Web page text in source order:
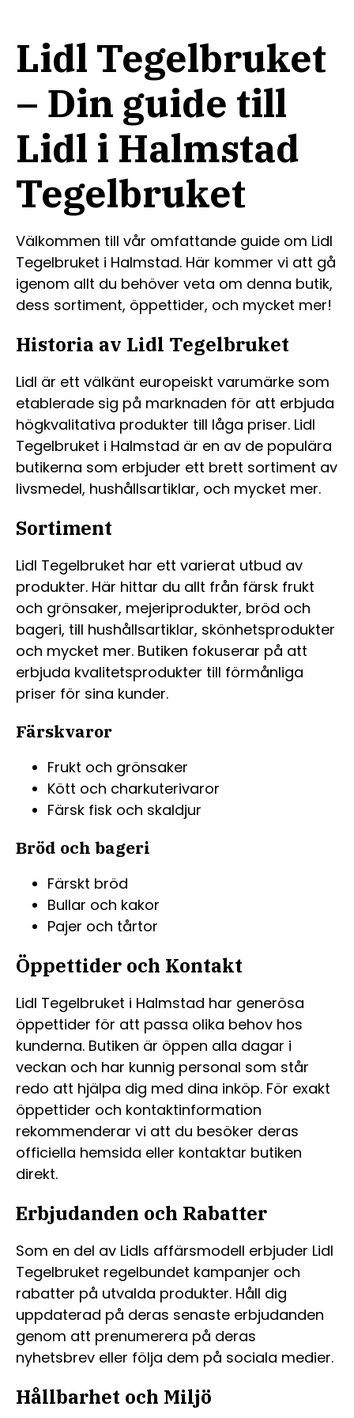
Lidl Tegelbruket
– Din guide till
Lidl i Halmstad
Tegelbruket
Välkommen till vår omfattande guide om Lidl
Tegelbruket i Halmstad. Här kommer vi att gå
igenom allt du behöver veta om denna butik,
dess sortiment, öppettider, och mycket mer!
Historia av Lidl Tegelbruket
Lidl är ett välkänt europeiskt varumärke som
etablerade sig på marknaden för att erbjuda
högkvalitativa produkter till låga priser. Lidl
Tegelbruket i Halmstad är en av de populära
butikerna som erbjuder ett brett sortiment av
livsmedel, hushållsartiklar, och mycket mer.
Sortiment
Lidl Tegelbruket har ett varierat utbud av
produkter. Här hittar du allt från färsk frukt
och grönsaker, mejeriprodukter, bröd och
bageri, till hushållsartiklar, skönhetsprodukter
och mycket mer. Butiken fokuserar på att
erbjuda kvalitetsprodukter till förmånliga
priser för sina kunder.
Färskvaror
Frukt och grönsaker
Kött och charkuterivaror
Färsk fisk och skaldjur
Bröd och bageri
Färskt bröd
Bullar och kakor
Pajer och tårtor
Öppettider och Kontakt
Lidl Tegelbruket i Halmstad har generösa
öppettider för att passa olika behov hos
kunderna. Butiken är öppen alla dagar i
veckan och har kunnig personal som står
redo att hjälpa dig med dina inköp. För exakt
öppettider och kontaktinformation
rekommenderar vi att du besöker deras
officiella hemsida eller kontaktar butiken
direkt.
Erbjudanden och Rabatter
Som en del av Lidls affärsmodell erbjuder Lidl
Tegelbruket regelbundet kampanjer och
rabatter på utvalda produkter. Håll dig
uppdaterad på deras senaste erbjudanden
genom att prenumerera på deras
nyhetsbrev eller följa dem på sociala medier.
Hållbarhet och Miljö